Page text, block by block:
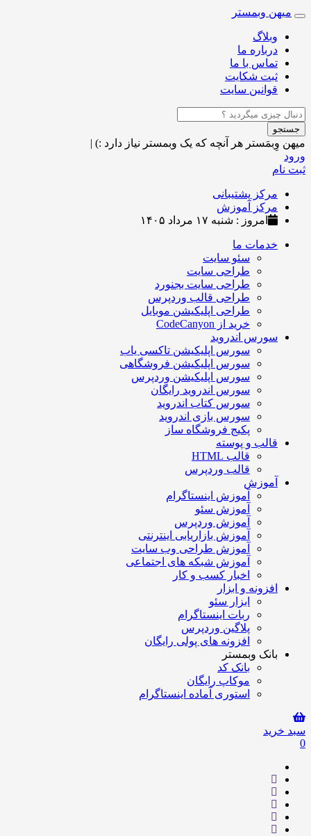
Toggle
navigation
میهن وبمستر
وبلاگ
درباره ما
تماس با ما
ثبت شکایت
قوانین سایت
جستجو
میهن وِبمَستر هر آنچه که یک وبمستر نیاز دارد :) |
ورود
ثبت نام
مرکز پشتیبانی
مرکز آموزش
امروز : شنبه ۱۷ مرداد ۱۴۰۵
خدمات ما
سئو سایت
طراحی سایت
طراحی سایت بجنورد
طراحی قالب وردپرس
طراحی اپلیکیشن موبایل
خرید از CodeCanyon
سورس اندروید
سورس اپلیکیشن تاکسی یاب
سورس اپلیکیشن فروشگاهی
سورس اپلیکیشن وردپرس
سورس اندروید رایگان
سورس کتاب اندروید
سورس بازی اندروید
پکیج فروشگاه ساز
قالب و پوسته
قالب HTML
قالب وردپرس
آموزش
آموزش اینستاگرام
آموزش سئو
آموزش وردپرس
آموزش بازاریابی اینترنتی
آموزش طراحی وب سایت
آموزش شبکه های اجتماعی
اخبار کسب و کار
افزونه و ابزار
ابزار سئو
ربات اینستاگرام
پلاگین وردپرس
افزونه های پولی رایگان
بانک وبمستر
بانک کد
موکاپ رایگان
استوری آماده اینستاگرام
سبد خرید
0